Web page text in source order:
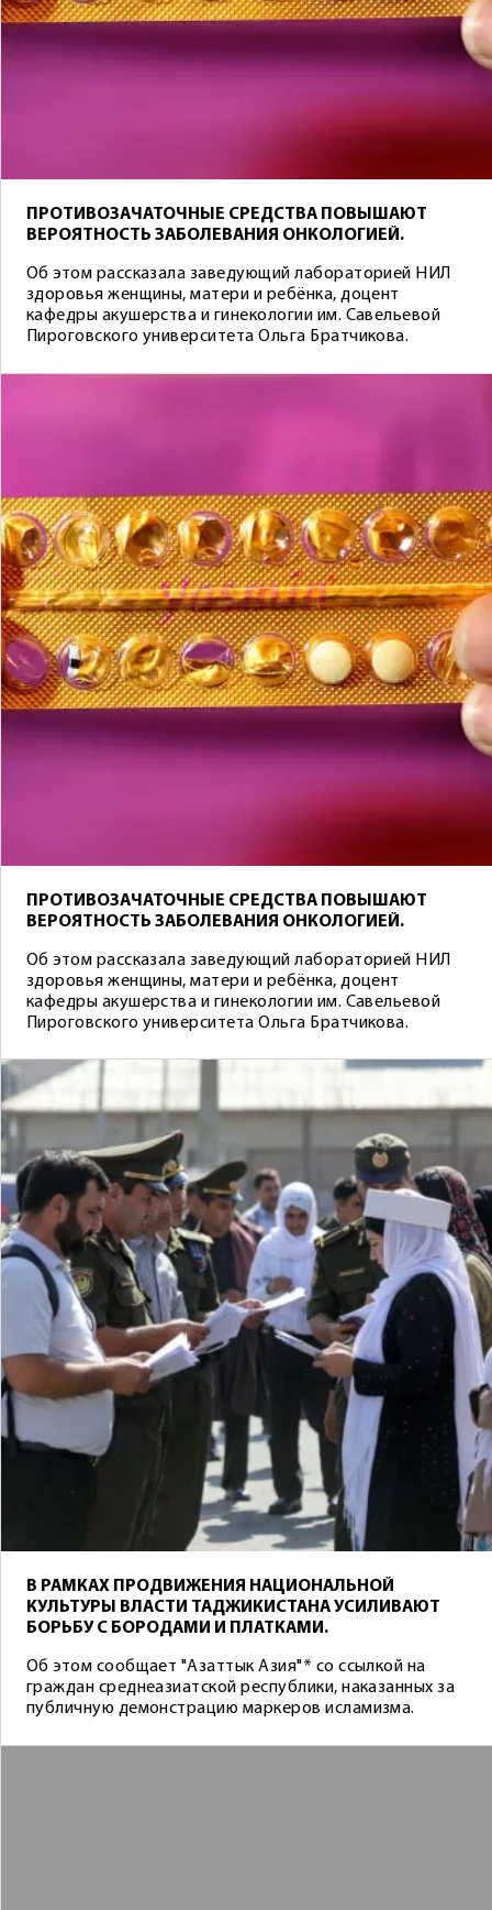
ПРОТИВОЗАЧАТОЧНЫЕ СРЕДСТВА ПОВЫШАЮТ
ВЕРОЯТНОСТЬ ЗАБОЛЕВАНИЯ ОНКОЛОГИЕЙ.
Об этом рассказала заведующий лабораторией НИЛ
здоровья женщины, матери и ребёнка, доцент
кафедры акушерства и гинекологии им. Савельевой
Пироговского университета Ольга Братчикова.
ПРОТИВОЗАЧАТОЧНЫЕ СРЕДСТВА ПОВЫШАЮТ
ВЕРОЯТНОСТЬ ЗАБОЛЕВАНИЯ ОНКОЛОГИЕЙ.
Об этом рассказала заведующий лабораторией НИЛ
здоровья женщины, матери и ребёнка, доцент
кафедры акушерства и гинекологии им. Савельевой
Пироговского университета Ольга Братчикова.
В РАМКАХ ПРОДВИЖЕНИЯ НАЦИОНАЛЬНОЙ
КУЛЬТУРЫ ВЛАСТИ ТАДЖИКИСТАНА УСИЛИВАЮТ
БОРЬБУ С БОРОДАМИ И ПЛАТКАМИ.
Об этом сообщает "Азаттык Азия"* со ссылкой на
граждан среднеазиатской республики, наказанных за
публичную демонстрацию маркеров исламизма.